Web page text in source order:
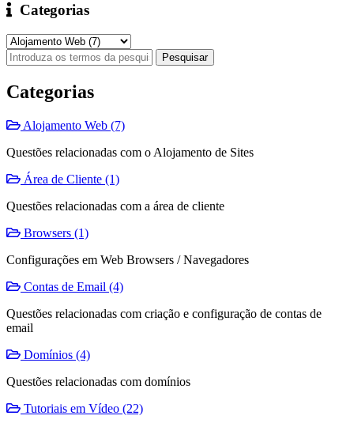
Categorias
Categorias
Alojamento Web (7)
Questões relacionadas com o Alojamento de Sites
Área de Cliente (1)
Questões relacionadas com a área de cliente
Browsers (1)
Configurações em Web Browsers / Navegadores
Contas de Email (4)
Questões relacionadas com criação e configuração de contas de
email
Domínios (4)
Questões relacionadas com domínios
Tutoriais em Vídeo (22)